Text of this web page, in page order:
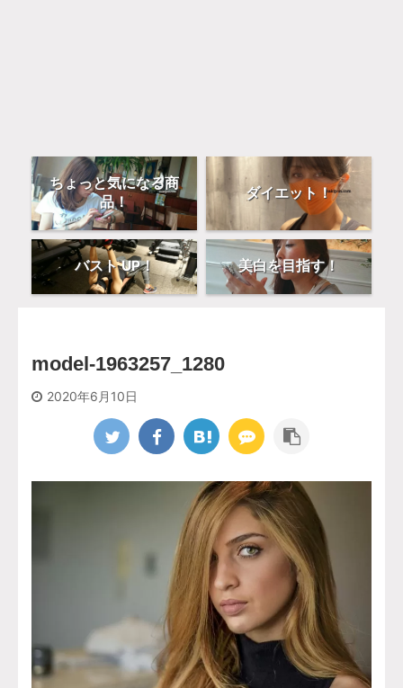
ちょっと気になる商
品！
ダイエット！
バスト UP！ 美白を目指す！
model-1963257_1280
2020年6月10日